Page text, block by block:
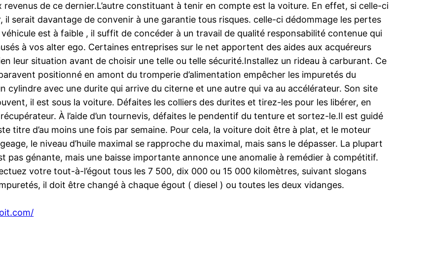
de ce dernier.L’autre constituant à tenir en compte est la voiture. En effet, si celle-ci
serait davantage de convenir à une garantie tous risques. celle-ci dédommage les pertes
est à faible , il suffit de concéder à un travail de qualité responsabilité contenue qui
à vos alter ego. Certaines entreprises sur le net apportent des aides aux acquéreurs
leur situation avant de choisir une telle ou telle sécurité.Installez un rideau à carburant. Ce
positionné en amont du tromperie d’alimentation empêcher les impuretés du
cylindre avec une durite qui arrive du citerne et une autre qui va au accélérateur. Son site
il est sous la voiture. Défaites les colliers des durites et tirez-les pour les libérer, en
À l’aide d’un tournevis, défaites le pendentif du tenture et sortez-le.Il est guidé
titre d’au moins une fois par semaine. Pour cela, la voiture doit être à plat, et le moteur
le niveau d’huile maximal se rapproche du maximal, mais sans le dépasser. La plupart
pas génante, mais une baisse importante annonce une anomalie à remédier à compétitif.
votre tout-à-l’égout tous les 7 500, dix 000 ou 15 000 kilomètres, suivant slogans
il doit être changé à chaque égout ( diesel ) ou toutes les deux vidanges.